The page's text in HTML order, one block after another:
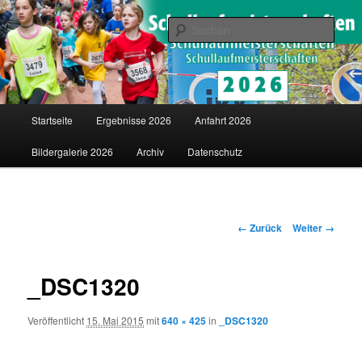
Schullaufmeisterschaften
Saarländische Schullaufmeisterschaften in Merzig
Zum
Inhalt
Startseite Ergebnisse 2026 Anfahrt 2026
Bildergalerie 2026 Archiv Datenschutz
Bilder-
← Zurück Weiter →
_DSC1320
Veröffentlicht 15. Mai 2015 mit640 × 425in _DSC1320